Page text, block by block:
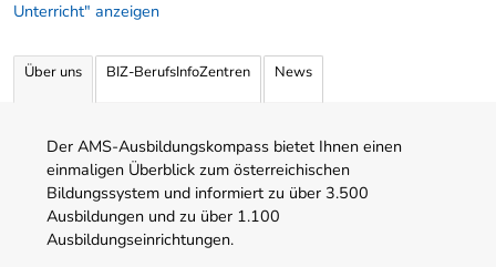
Unterricht" anzeigen
Über uns BIZ-BerufsInfoZentren News
Der AMS-Ausbildungskompass bietet Ihnen einen
einmaligen Überblick zum österreichischen
Bildungssystem und informiert zu über 3.500
Ausbildungen und zu über 1.100
Ausbildungseinrichtungen.